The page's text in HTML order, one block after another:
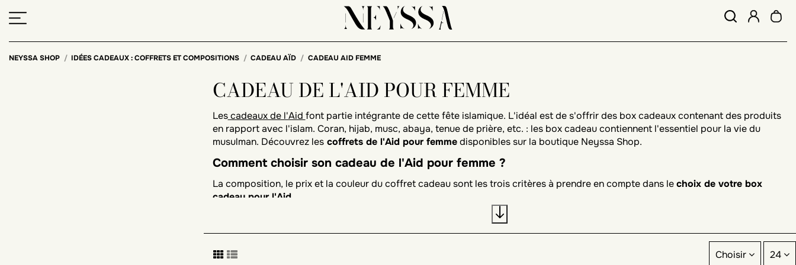
NEYSSA SHOP IDÉES CADEAUX : COFFRETS ET COMPOSITIONS CADEAU AÏD CADEAU AID FEMME
CADEAU DE L'AID POUR FEMME
Lescadeaux de l'Aid font partie intégrante de cette fête islamique. L'idéal est de s'offrir des box cadeaux contenant des produits
en rapport avec l'islam. Coran, hijab, musc, abaya, tenue de prière, etc. : les box cadeau contiennent l'essentiel pour la vie du
musulman. Découvrez lescoffrets de l'Aid pour femmedisponibles sur la boutique Neyssa Shop.
Comment choisir son cadeau de l'Aid pour femme ?
La composition, le prix et la couleur du coffret cadeau sont les trois critères à prendre en compte dans lechoix de votre box
cadeau pour l'Aid.
Il existedifférentes compositions possiblespour un coffret de l'Aid pour femme. Généralement, vous trouverez dans un pack une
tenue pour prier, un Coran en français et en arabe et un livre d'invocations. Vous pouvez aussi y voir du musc et un tapis de prière.
Choisir 24